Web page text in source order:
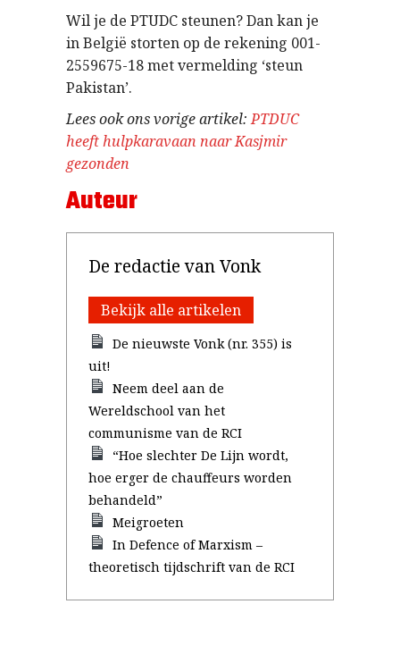
Wil je de PTUDC steunen? Dan kan je
in België storten op de rekening 001-
2559675-18 met vermelding ‘steun
Pakistan’.
Lees ook ons vorige artikel:PTDUC
heeft hulpkaravaan naar Kasjmir
gezonden
Auteur
De redactie van Vonk
Bekijk alle artikelen
De nieuwste Vonk (nr. 355) is
uit!
Neem deel aan de
Wereldschool van het
communisme van de RCI
“Hoe slechter De Lijn wordt,
hoe erger de chauffeurs worden
behandeld”
Meigroeten
In Defence of Marxism –
theoretisch tijdschrift van de RCI